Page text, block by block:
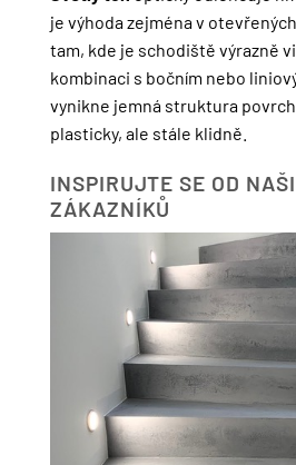
je výhoda zejména v
tam, kde je schodiště výrazně
kombinaci s bočním nebo
vynikne jemná struktura
plasticky, ale stále klidně.
INSPIRUJTE SE OD
ZÁKAZNÍKŮ